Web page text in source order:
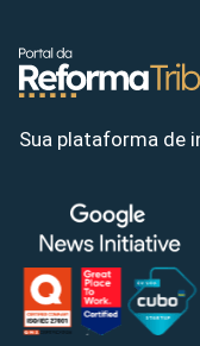
Sua plataforma de